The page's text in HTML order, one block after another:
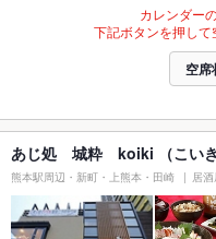
カレンダー
下記ボタンを押して
空席
あじ処 城粋 koiki （こいき
熊本駅周辺・新町・上熊本・田崎 居酒